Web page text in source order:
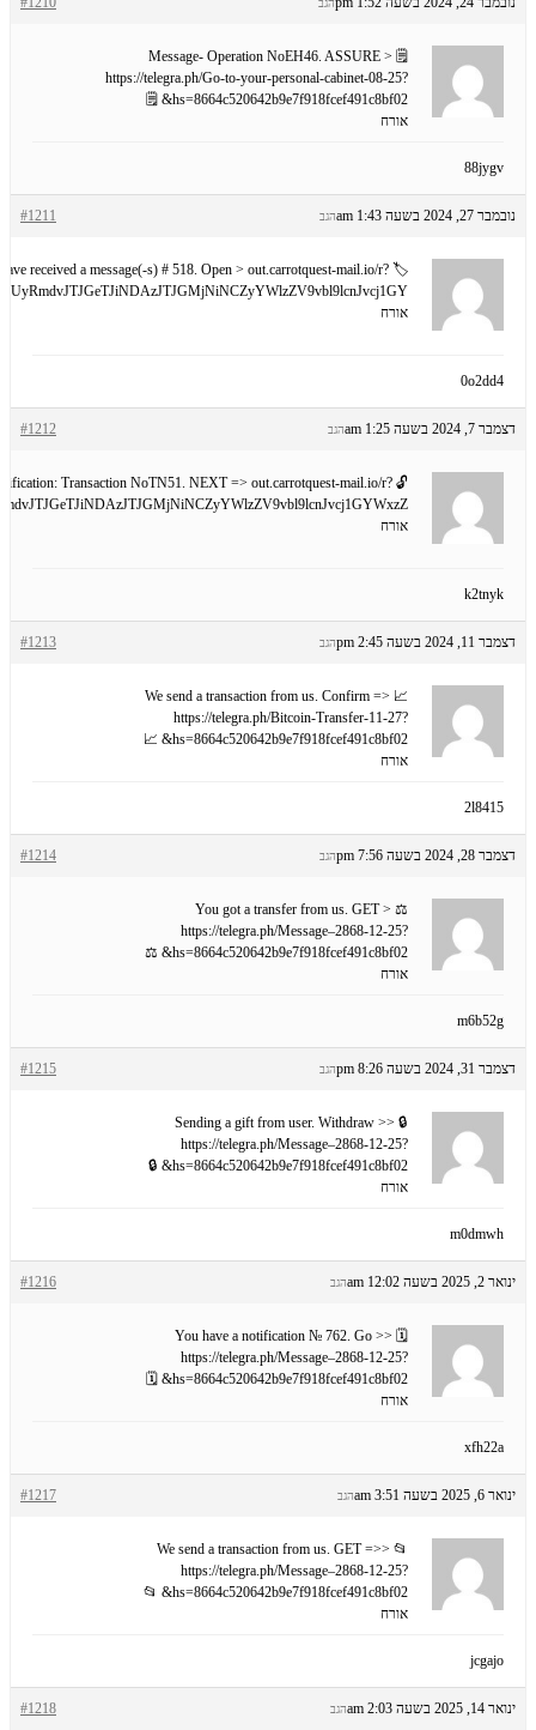
הגב
🗒 Message- Operation NoEH46. ASSURE >
https://telegra.ph/Go-to-your-personal-cabinet-08-25?
hs=8664c520642b9e7f918fcef491c8bf02& 🗒
אורח
88jygv
נובמבר 27, 2024 בשעה 1:43 am #1211 הגב
have received a message(-s) # 518. Open > out.carrotquest-mail.io/r?
אורח
0o2dd4
דצמבר 7, 2024 בשעה 1:25 am #1212 הגב
Notification: Transaction NoTN51. NEXT => out.carrotquest-mail.io/r?
אורח
k2tnyk
דצמבר 11, 2024 בשעה 2:45 pm #1213 הגב
📈 We send a transaction from us. Confirm =>
https://telegra.ph/Bitcoin-Transfer-11-27?
hs=8664c520642b9e7f918fcef491c8bf02& 📈
אורח
2l8415
דצמבר 28, 2024 בשעה 7:56 pm #1214 הגב
⚖ You got a transfer from us. GET >
https://telegra.ph/Message–2868-12-25?
hs=8664c520642b9e7f918fcef491c8bf02& ⚖
אורח
m6b52g
דצמבר 31, 2024 בשעה 8:26 pm #1215 הגב
🔒 Sending a gift from user. Withdrаw >>
https://telegra.ph/Message–2868-12-25?
hs=8664c520642b9e7f918fcef491c8bf02& 🔒
אורח
m0dmwh
ינואר 2, 2025 בשעה 12:02 am #1216 הגב
🗓 You have a notification № 762. Go >>
https://telegra.ph/Message–2868-12-25?
hs=8664c520642b9e7f918fcef491c8bf02& 🗓
אורח
xfh22a
ינואר 6, 2025 בשעה 3:51 am #1217 הגב
📂 We send a transaction from us. GET =>>
https://telegra.ph/Message–2868-12-25?
hs=8664c520642b9e7f918fcef491c8bf02& 📂
אורח
jcgajo
ינואר 14, 2025 בשעה 2:03 am #1218 הגב